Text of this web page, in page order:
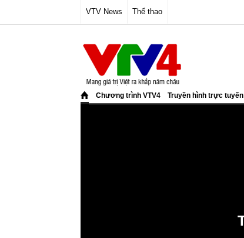
VTV News Thể thao
Chương trình VTV4 Truyền hình trực tuyến